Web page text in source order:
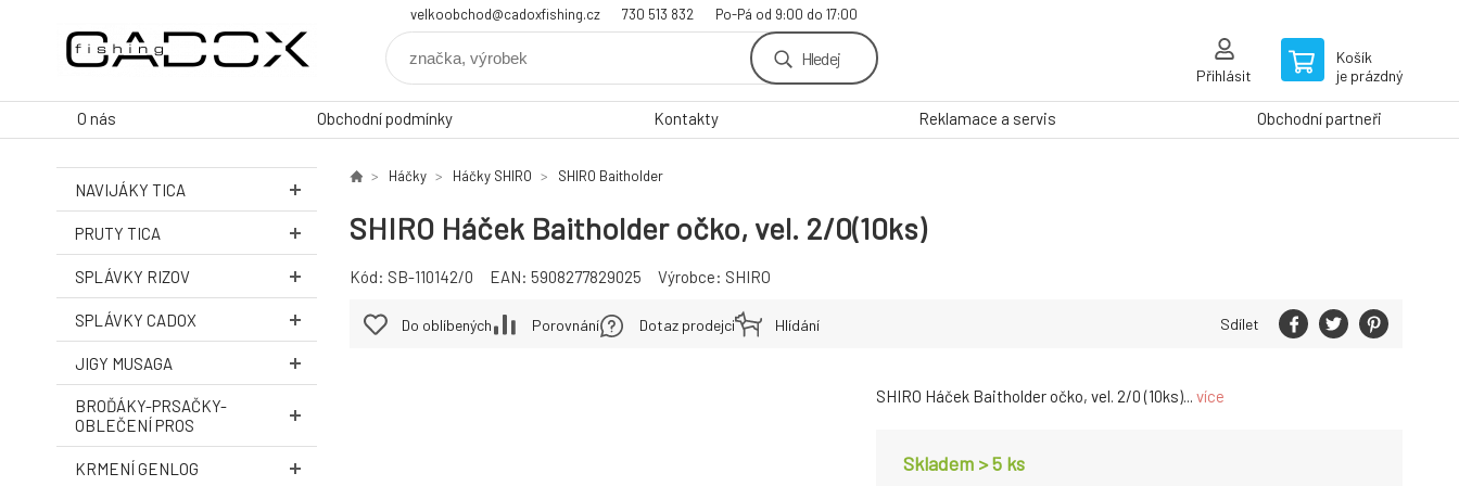
velkoobchod@cadoxfishing.cz 730 513 832 Po-Pá od 9:00 do 17:00
Hledej
Přihlásit
Košík
je prázdný
O nás Obchodní podmínky Kontakty Reklamace a servis Obchodní partneři
NAVIJÁKY TICA
PRUTY TICA
SPLÁVKY RIZOV
SPLÁVKY CADOX
JIGY MUSAGA
BROĎÁKY-PRSAČKY-
OBLEČENÍ PROS
KRMENÍ GENLOG
Háčky Háčky SHIRO SHIRO Baitholder
SHIRO Háček Baitholder očko, vel. 2/0(10ks)
SHIRO Háček Baitholder očko, vel. 2/0 (10ks)... více
Skladem > 5 ks
Kód: SB-110142/0 EAN: 5908277829025 Výrobce: SHIRO
Do oblíbených Porovnání Dotaz prodejci Hlídání Sdílet